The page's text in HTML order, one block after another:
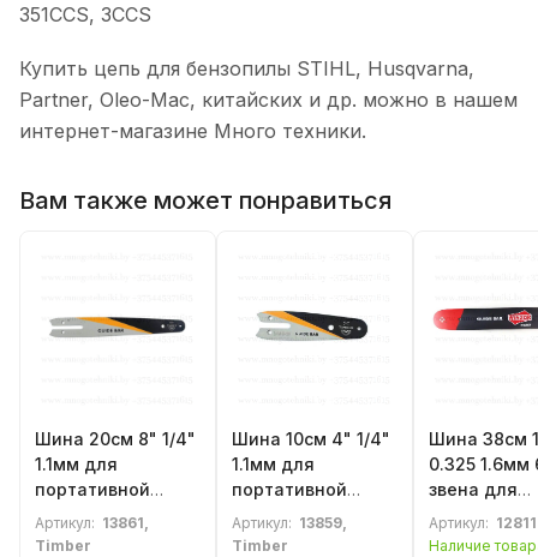
351CCS, 3CCS
Купить цепь для бензопилы STIHL, Husqvarna,
Partner, Oleo-Mac, китайских и др. можно в нашем
интернет-магазине Много техники.
Вам также может понравиться
Шина 20см 8" 1/4"
1.1мм для
портативной
электрической
пилы
Артикул: 13861,
Timber
Шина 10см 4" 1/4"
1.1мм для
портативной
электрической
пилы
Артикул: 13859,
Timber
Шина 38см
0.325 1.6мм
звена для
бензопилы
Артикул: 12811
Наличие